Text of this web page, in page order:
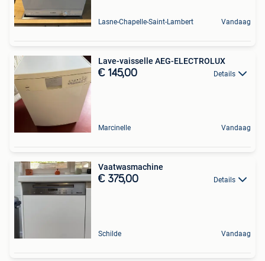
Lasne-Chapelle-Saint-Lambert Vandaag
Lave-vaisselle AEG-ELECTROLUX
€ 145,00 Details
Marcinelle Vandaag
Vaatwasmachine
€ 375,00 Details
Schilde Vandaag